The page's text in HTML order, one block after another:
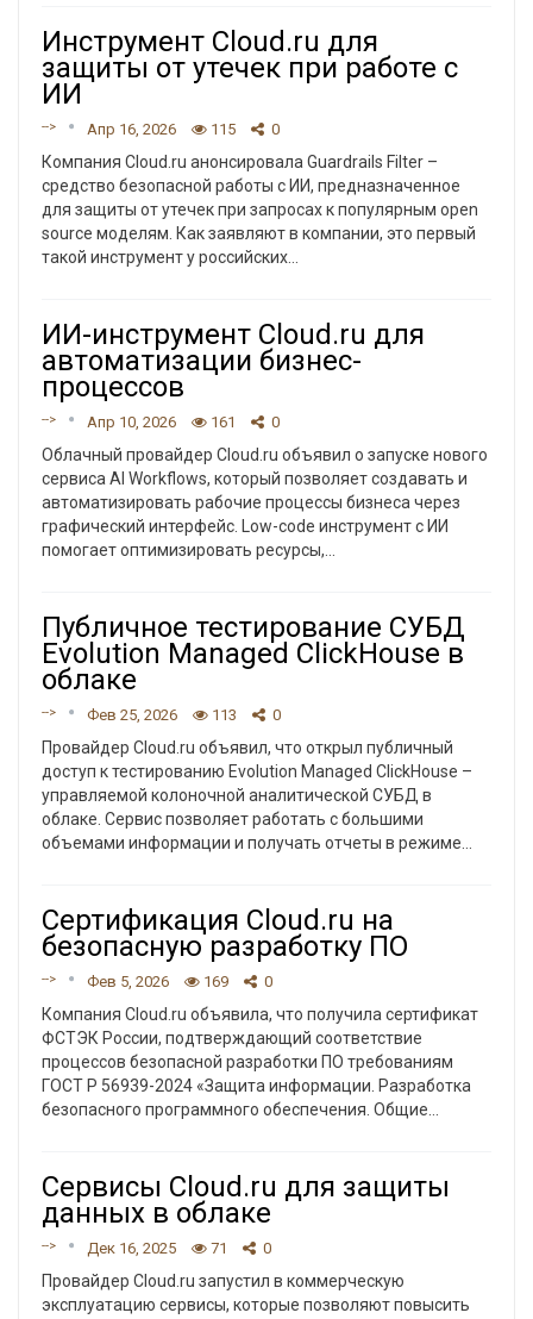
Инструмент Cloud.ru для
защиты от утечек при работе с
ИИ
--> Апр 16, 2026 115 0
Компания Cloud.ru анонсировала Guardrails Filter –
средство безопасной работы c ИИ, предназначенное
для защиты от утечек при запросах к популярным open
source моделям. Как заявляют в компании, это первый
такой инструмент у российских
ИИ-инструмент Cloud.ru для
автоматизации бизнес-
процессов
--> Апр 10, 2026 161 0
Облачный провайдер Cloud.ru объявил о запуске нового
сервиса AI Workflows, который позволяет создавать и
автоматизировать рабочие процессы бизнеса через
графический интерфейс. Low-code инструмент с ИИ
помогает оптимизировать ресурсы,
Публичное тестирование СУБД
Evolution Managed ClickHouse в
облаке
--> Фев 25, 2026 113 0
Провайдер Cloud.ru объявил, что открыл публичный
доступ к тестированию Evolution Managed ClickHouse –
управляемой колоночной аналитической СУБД в
облаке. Сервис позволяет работать с большими
объемами информации и получать отчеты в режиме
Сертификация Cloud.ru на
безопасную разработку ПО
--> Фев 5, 2026 169 0
Компания Cloud.ru объявила, что получила сертификат
ФСТЭК России, подтверждающий соответствие
процессов безопасной разработки ПО требованиям
ГОСТ Р 56939-2024 «Защита информации. Разработка
безопасного программного обеспечения. Общие
Сервисы Cloud.ru для защиты
данных в облаке
--> Дек 16, 2025 71 0
Провайдер Cloud.ru запустил в коммерческую
эксплуатацию сервисы, которые позволяют повысить